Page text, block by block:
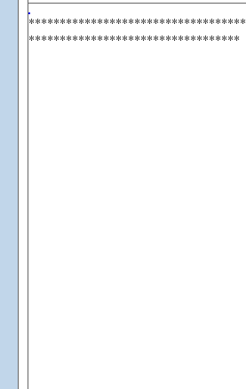
***********************************
**********************************